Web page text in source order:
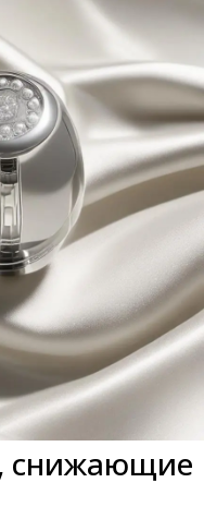
снижающие